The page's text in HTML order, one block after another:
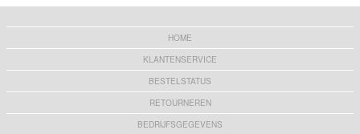
HOME
KLANTENSERVICE
BESTELSTATUS
RETOURNEREN
BEDRIJFSGEGEVENS